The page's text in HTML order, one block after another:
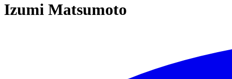
Izumi Matsumoto